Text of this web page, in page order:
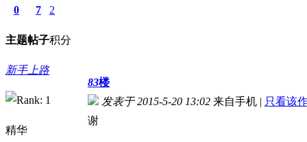
0
主题
7
帖子
2
积分
新手上路
精华
83楼
发表于 2015-5-20 13:02 来自手机 | 只看该
谢